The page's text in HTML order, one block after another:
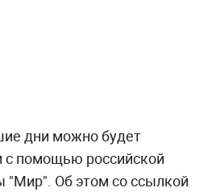
дни можно будет
с помощью российской
"Мир". Об этом со ссылкой